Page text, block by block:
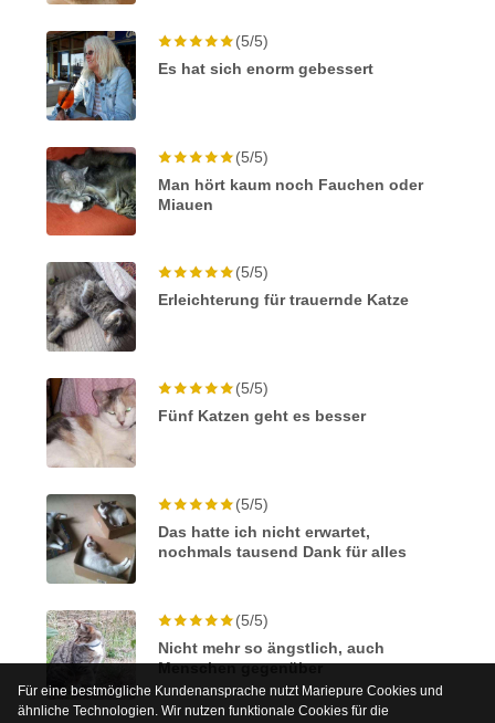
(5/5)
Es hat sich enorm gebessert
(5/5)
Man hört kaum noch Fauchen oder
Miauen
(5/5)
Erleichterung für trauernde Katze
(5/5)
Fünf Katzen geht es besser
(5/5)
Das hatte ich nicht erwartet,
nochmals tausend Dank für alles
(5/5)
Nicht mehr so ängstlich, auch
Menschen gegenüber
Für eine bestmögliche Kundenansprache nutzt Mariepure Cookies und
ähnliche Technologien. Wir nutzen funktionale Cookies für die